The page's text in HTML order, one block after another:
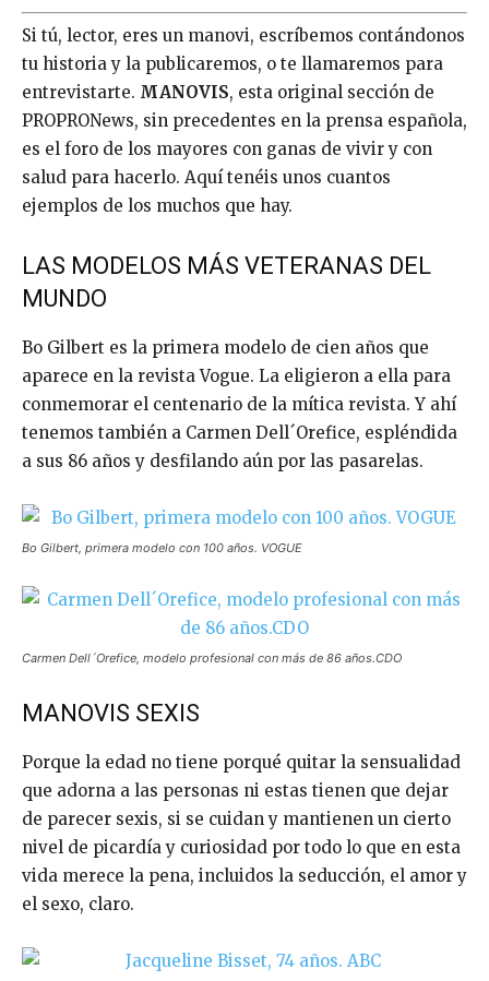
Si tú, lector, eres un manovi, escríbemos contándonos
tu historia y la publicaremos, o te llamaremos para
entrevistarte. MANOVIS, esta original sección de
PROPRONews, sin precedentes en la prensa española,
es el foro de los mayores con ganas de vivir y con
salud para hacerlo. Aquí tenéis unos cuantos
ejemplos de los muchos que hay.
LAS MODELOS MÁS VETERANAS DEL
MUNDO
Bo Gilbert es la primera modelo de cien años que
aparece en la revista Vogue. La eligieron a ella para
conmemorar el centenario de la mítica revista. Y ahí
tenemos también a Carmen Dell´Orefice, espléndida
a sus 86 años y desfilando aún por las pasarelas.
Bo Gilbert, primera modelo con 100 años. VOGUE
Carmen Dell´Orefice, modelo profesional con más de 86 años.CDO
MANOVIS SEXIS
Porque la edad no tiene porqué quitar la sensualidad
que adorna a las personas ni estas tienen que dejar
de parecer sexis, si se cuidan y mantienen un cierto
nivel de picardía y curiosidad por todo lo que en esta
vida merece la pena, incluidos la seducción, el amor y
el sexo, claro.